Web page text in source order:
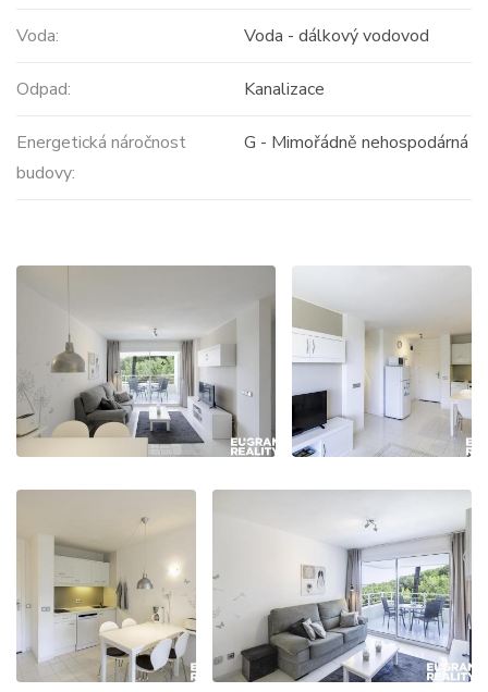
Voda: Voda - dálkový vodovod
Odpad: Kanalizace
Energetická náročnost
budovy:
G - Mimořádně nehospodárná